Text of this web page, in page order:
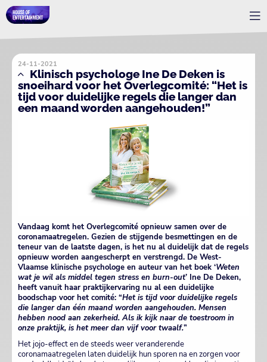
24-11-2021
Klinisch psychologe Ine De Deken is
snoeihard voor het Overlegcomité: “Het is
tijd voor duidelijke regels die langer dan
een maand worden aangehouden!”
Vandaag komt het Overlegcomité opnieuw samen over de
coronamaatregelen. Gezien de stijgende besmettingen en de
teneur van de laatste dagen, is het nu al duidelijk dat de regels
opnieuw worden aangescherpt en verstrengd. De West-
Vlaamse klinische psychologe en auteur van het boek ‘Weten
wat je wil als middel tegen stress en burn-out’ Ine De Deken,
heeft vanuit haar praktijkervaring nu al een duidelijke
boodschap voor het comité: “Het is tijd voor duidelijke regels
die langer dan één maand worden aangehouden. Mensen
hebben nood aan zekerheid. Als ik kijk naar de toestroom in
onze praktijk, is het meer dan vijf voor twaalf.”
Het jojo-effect en de steeds weer veranderende
coronamaatregelen laten duidelijk hun sporen na en zorgen voor